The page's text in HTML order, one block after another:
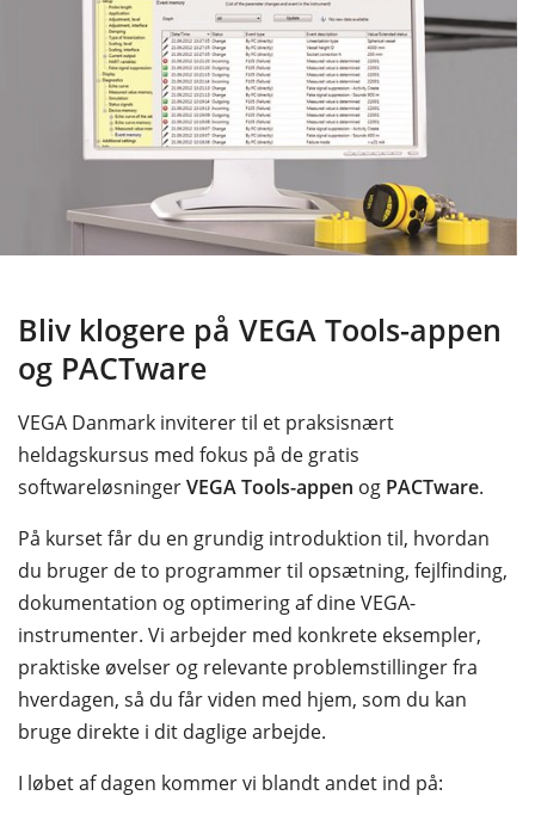
Bliv klogere på VEGA Tools-appen
og PACTware
VEGA Danmark inviterer til et praksisnært
heldagskursus med fokus på de gratis
softwareløsningerVEGA Tools-appen og PACTware.
På kurset får du en grundig introduktion til, hvordan
du bruger de to programmer til opsætning, fejlfinding,
dokumentation og optimering af dine VEGA-
instrumenter. Vi arbejder med konkrete eksempler,
praktiske øvelser og relevante problemstillinger fra
hverdagen, så du får viden med hjem, som du kan
bruge direkte i dit daglige arbejde.
I løbet af dagen kommer vi blandt andet ind på: